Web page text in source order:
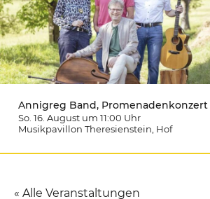
Annigreg Band, Promenadenkonzert
So. 16. August um 11:00 Uhr
Musikpavillon Theresienstein , Hof
« Alle Veranstaltungen